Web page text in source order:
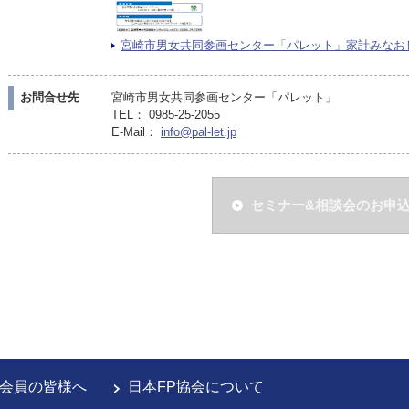
宮崎市男女共同参画センター「パレット」家計みな
お問合せ先
宮崎市男女共同参画センター「パレット」
TEL： 0985-25-2055
E-Mail： info@pal-let.jp
セミナー&相談会のお申
会員の皆様へ 日本FP協会について